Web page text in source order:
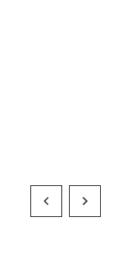
Previous SlideNext